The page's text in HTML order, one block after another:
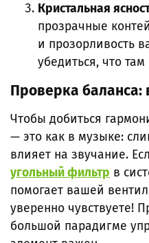
Кристальная
прозрачные
и прозорливость
убедиться, что
Проверка баланса:
Чтобы добиться
— это как в музыке:
влияет на звучание.
угольный фильтр в
помогает вашей
уверенно чувствуете!
большой парадигме